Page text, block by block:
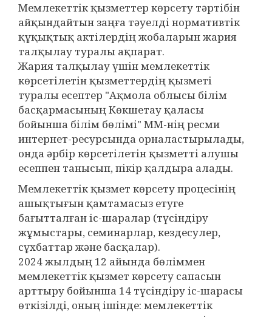
Мемлекеттік қызметтер көрсету тәртібін
айқындайтын заңға тәуелді нормативтік
құқықтық актілердің жобаларын жария
талқылау туралы ақпарат.
Жария талқылау үшін мемлекеттік
көрсетілетін қызметтердің қызметі
туралы есептер "Ақмола облысы білім
басқармасының Көкшетау қаласы
бойынша білім бөлімі" ММ-нің ресми
интернет-ресурсында орналастырылады,
онда әрбір көрсетілетін қызметті алушы
есеппен танысып, пікір қалдыра алады.
Мемлекеттік қызмет көрсету процесінің
ашықтығын қамтамасыз етуге
бағытталған іс-шаралар (түсіндіру
жұмыстары, семинарлар, кездесулер,
сұхбаттар және басқалар).
2024 жылдың 12 айында бөліммен
мемлекеттік қызмет көрсету сапасын
арттыру бойынша 14 түсіндіру іс-шарасы
өткізілді, оның ішінде: мемлекеттік